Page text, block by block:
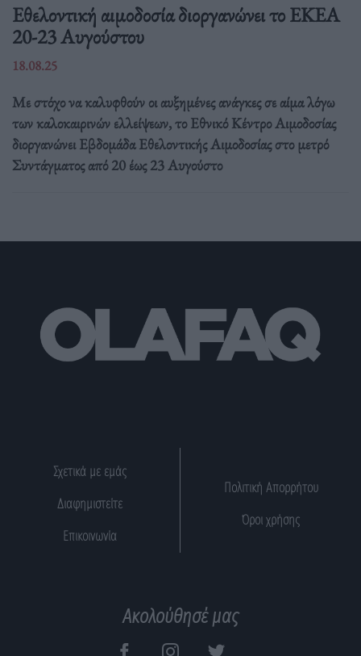
Eθελοντική αιμοδοσία διοργανώνει το ΕΚΕΑ
20-23 Αυγούστου
18.08.25
Με στόχο να καλυφθούν οι αυξημένες ανάγκες σε αίμα λόγω
των καλοκαιρινών ελλείψεων, το Εθνικό Κέντρο Αιμοδοσίας
διοργανώνει Εβδομάδα Εθελοντικής Αιμοδοσίας στο μετρό
Συντάγματος από 20 έως 23 Αυγούστο
Σχετικά με εμάς
Διαφημιστείτε
Επικοινωνία
Πολιτική Απορρήτου
Όροι χρήσης
Ακολούθησέ μας